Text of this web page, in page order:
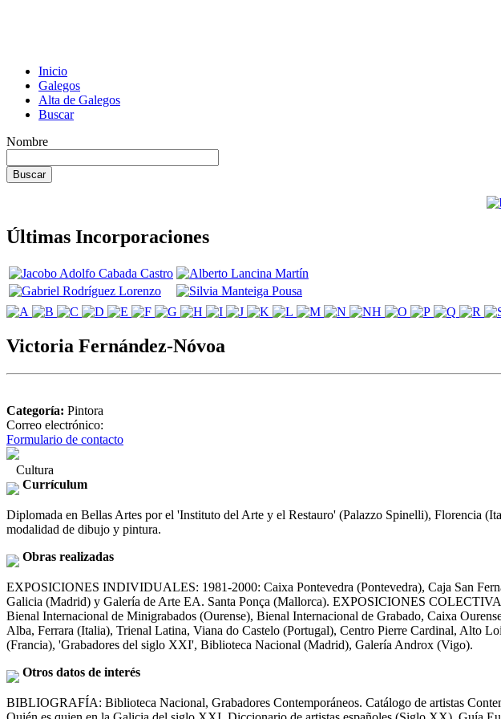
Inicio
Galegos
Alta de Galegos
Buscar
Nombre
Últimas Incorporaciones
Victoria Fernández-Nóvoa
Categoría: Pintora
Correo electrónico:
Formulario de contacto
Cultura
Currículum
Diplomada en Bellas Artes por el 'Instituto del Arte y el Restauro' (Palazzo Spinelli), Florencia
modalidad de dibujo y pintura.
Obras realizadas
EXPOSICIONES INDIVIDUALES: 1981-2000: Caixa Pontevedra (Pontevedra), Caja San
Galicia (Madrid) y Galería de Arte EA. Santa Ponça (Mallorca). EXPOSICIONES
Bienal Internacional de Minigrabados (Ourense), Bienal Internacional de Grabado, Caixa
Alba, Ferrara (Italia), Trienal Latina, Viana do Castelo (Portugal), Centro Pierre Cardinal, Alto
(Francia), 'Grabadores del siglo XXI', Biblioteca Nacional (Madrid), Galería Androx (Vigo).
Otros datos de interés
BIBLIOGRAFÍA: Biblioteca Nacional, Grabadores Contemporáneos. Catálogo de artistas